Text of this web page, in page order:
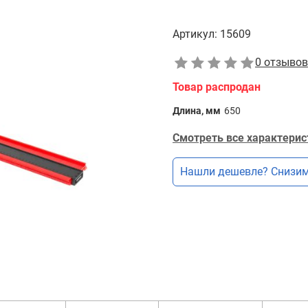
Артикул: 15609
0 отзывов
Товар распродан
Длина, мм 650
Смотреть все
Нашли дешевле?